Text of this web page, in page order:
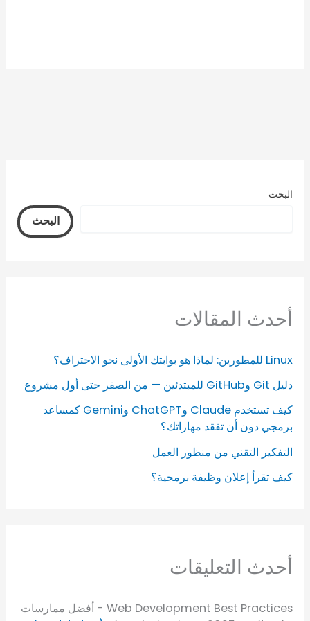
البحث
البحث
أحدث المقالات
Linux للمطورين: لماذا هو بوابتك الأولى نحو الاحتراف؟
دليل Git وGitHub للمبتدئين — من الصفر حتى أول مشروع
كيف تستخدم Claude وChatGPT وGemini كمساعد
برمجي دون أن تفقد مهاراتك؟
التفكير التقني من منظور العمل
كيف تقرأ إعلان وظيفة برمجية؟
أحدث التعليقات
Web Development Best Practices - أفضل ممارسات